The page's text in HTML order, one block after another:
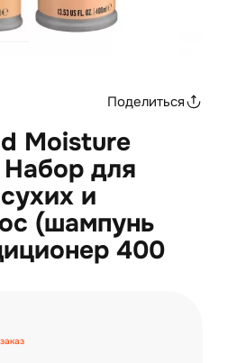
Поделиться
Moisture
для
и
(шампунь
400